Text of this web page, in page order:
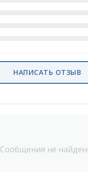
Сообщения не
НАПИСАТЬ ОТЗЫВ